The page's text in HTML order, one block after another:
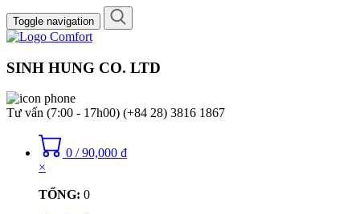
Toggle navigation
SINH HUNG CO. LTD
Tư vấn (7:00 - 17h00) (+84 28) 3816 1867
0 / 90,000 ₫
×
TỔNG: 0